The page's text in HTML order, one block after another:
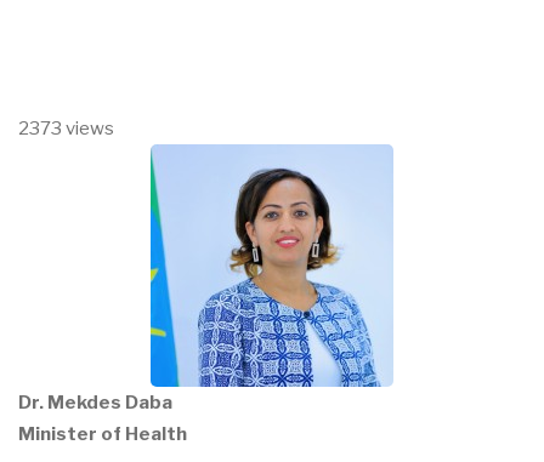
2373 views
Dr. Mekdes Daba
Minister of Health